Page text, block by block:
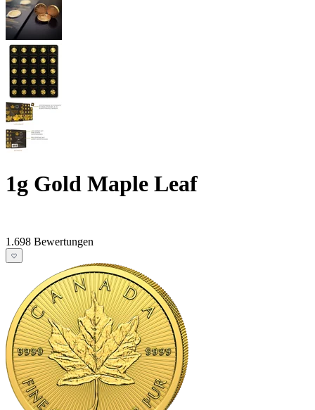
1g Gold Maple Leaf
1.698 Bewertungen